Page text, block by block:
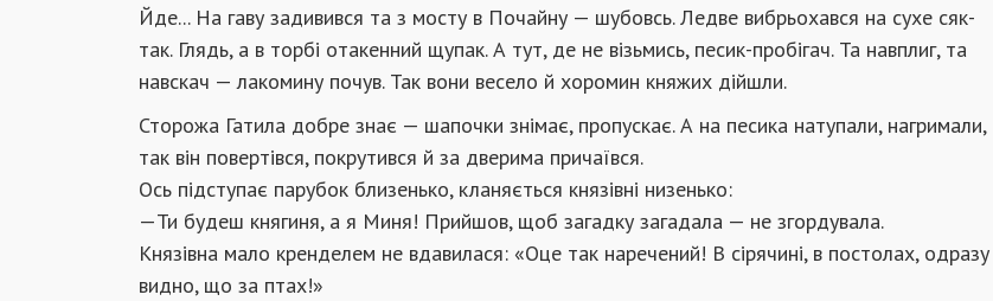
Йде... На гаву задивився та з мосту в Почайну — шубовсь. Ледве вибрьохався на сухе сяк-
так. Глядь, а в торбі отакенний щупак. А тут, де не візьмись, песик-пробігач. Та навплиг, та
навскач — лакомину почув. Так вони весело й хоромин княжих дійшли.
Сторожа Гатила добре знає — шапочки знімає, пропускає. А на песика натупали, нагримали,
так він повертівся, покрутився й за дверима причаївся.
Ось підступає парубок близенько, кланяється князівні низенько:
—Ти будеш княгиня, а я Миня! Прийшов, щоб загадку загадала — не згордувала.
Князівна мало кренделем не вдавилася: «Оце так наречений! В сірячині, в постолах, одразу
видно, що за птах!»